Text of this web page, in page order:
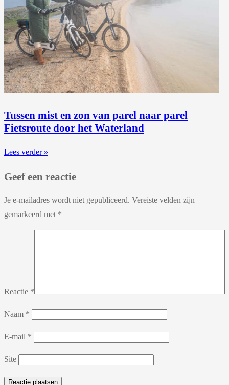
Tussen mist en zon van parel naar parel
Fietsroute door het Waterland
Lees verder »
Geef een reactie
Je e-mailadres wordt niet gepubliceerd. Vereiste velden zijn
gemarkeerd met *
Reactie *
Naam *
E-mail *
Site